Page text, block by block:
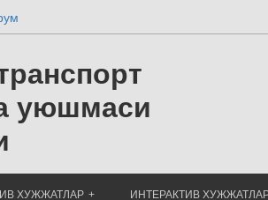
уюшмаси
ХУЖЖАТЛАР ИНТЕРАКТИВ